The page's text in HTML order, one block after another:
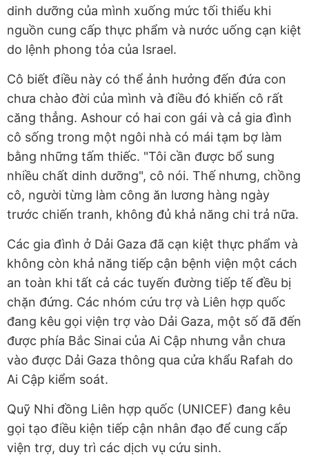
dinh dưỡng của mình xuống mức tối thiểu khi
nguồn cung cấp thực phẩm và nước uống cạn kiệt
do lệnh phong tỏa của Israel.
Cô biết điều này có thể ảnh hưởng đến đứa con
chưa chào đời của mình và điều đó khiến cô rất
căng thẳng. Ashour có hai con gái và cả gia đình
cô sống trong một ngôi nhà có mái tạm bợ làm
bằng những tấm thiếc. "Tôi cần được bổ sung
nhiều chất dinh dưỡng", cô nói. Thế nhưng, chồng
cô, người từng làm công ăn lương hàng ngày
trước chiến tranh, không đủ khả năng chi trả nữa.
Các gia đình ở Dải Gaza đã cạn kiệt thực phẩm và
không còn khả năng tiếp cận bệnh viện một cách
an toàn khi tất cả các tuyến đường tiếp tế đều bị
chặn đứng. Các nhóm cứu trợ và Liên hợp quốc
đang kêu gọi viện trợ vào Dải Gaza, một số đã đến
được phía Bắc Sinai của Ai Cập nhưng vẫn chưa
vào được Dải Gaza thông qua cửa khẩu Rafah do
Ai Cập kiểm soát.
Quỹ Nhi đồng Liên hợp quốc (UNICEF) đang kêu
gọi tạo điều kiện tiếp cận nhân đạo để cung cấp
viện trợ, duy trì các dịch vụ cứu sinh.